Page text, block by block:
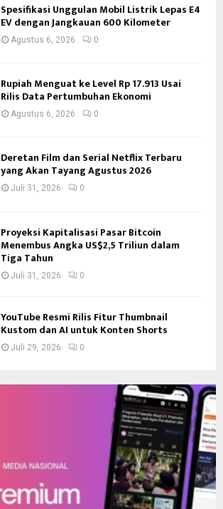
Spesifikasi Unggulan Mobil Listrik Lepas E4
EV dengan Jangkauan 600 Kilometer
Agustus 6, 2026 0
Rupiah Menguat ke Level Rp 17.913 Usai
Rilis Data Pertumbuhan Ekonomi
Agustus 6, 2026 0
Deretan Film dan Serial Netflix Terbaru
yang Akan Tayang Agustus 2026
Juli 31, 2026 0
Proyeksi Kapitalisasi Pasar Bitcoin
Menembus Angka US$2,5 Triliun dalam
Tiga Tahun
Juli 31, 2026 0
YouTube Resmi Rilis Fitur Thumbnail
Kustom dan AI untuk Konten Shorts
Juli 29, 2026 0